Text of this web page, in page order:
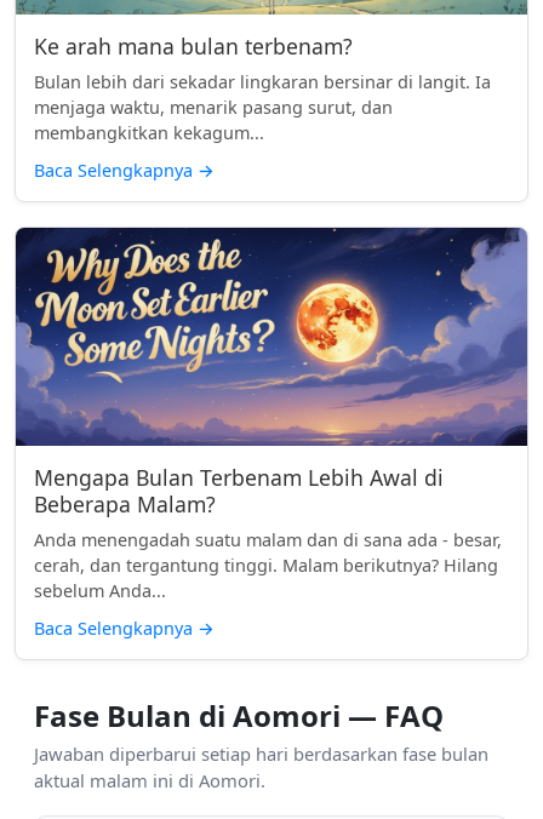
Ke arah mana bulan terbenam?
Bulan lebih dari sekadar lingkaran bersinar di langit. Ia
menjaga waktu, menarik pasang surut, dan
membangkitkan kekagum...
Baca Selengkapnya →
Mengapa Bulan Terbenam Lebih Awal di
Beberapa Malam?
Anda menengadah suatu malam dan di sana ada - besar,
cerah, dan tergantung tinggi. Malam berikutnya? Hilang
sebelum Anda...
Baca Selengkapnya →
Fase Bulan di Aomori — FAQ
Jawaban diperbarui setiap hari berdasarkan fase bulan
aktual malam ini di Aomori.